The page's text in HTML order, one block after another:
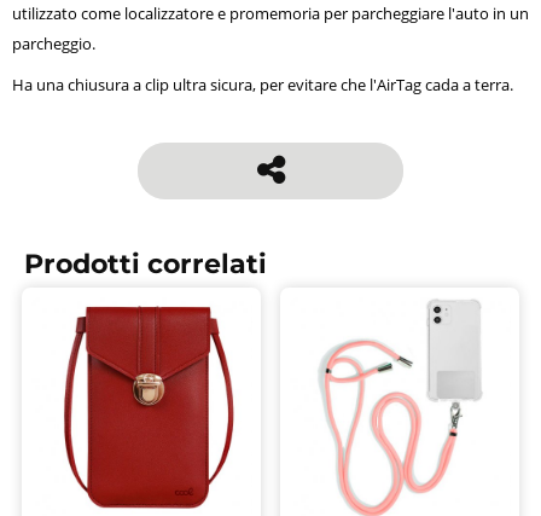
utilizzato come localizzatore e promemoria per parcheggiare l'auto in un
parcheggio.
Ha una chiusura a clip ultra sicura, per evitare che l'AirTag cada a terra.
Prodotti correlati